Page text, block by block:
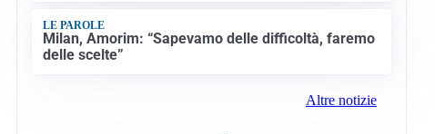
LE PAROLE
Milan, Amorim: “Sapevamo delle difficoltà, faremo
delle scelte”
Altre notizie